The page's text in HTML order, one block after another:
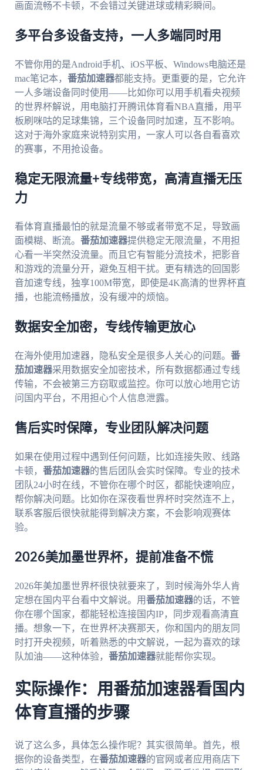
画面流畅不卡顿，不会错过关键进球或精彩瞬间。
多平台多设备支持，一人多端同时用
不管你用的是Android手机、iOS平板、Windows电脑还是
mac笔记本， 番茄加速器都能支持。更重要的是，它允许
一人多端设备同时使用——比如你可以用手机看央视频
的世界杯解说，用电脑打开腾讯体育看NBA直播，用平
板刷咪咕的足球集锦，三个设备同时加速，互不影响。
这对于海外家庭来说特别实用，一家人可以各自看喜欢
的赛事，不用抢设备。
稳定无限流量+专线带宽，高清直播无压
力
看体育直播最怕的就是流量不够或者带宽不足，导致画
面模糊、断流。 番茄加速器提供稳定无限流量，不用担
心看一半突然没流量。而且它有智能分流技术，把影音
和游戏的流量分开，避免互相干扰。更有精选的回国影
音加速专线，独享100M带宽，即使是4K高清的世界杯直
播，也能流畅播放，没有缓冲的烦恼。
数据安全加密，专线传输更放心
在海外使用加速器，隐私安全是很多人关心的问题。 番
茄加速器采用数据安全加密技术，所有数据都通过专线
传输，不会被第三方窃取或监控。你可以放心地用它访
问国内平台，不用担心个人信息泄露。
售后实时保障，专业团队解决问题
如果在使用过程中遇到任何问题，比如连接失败、线路
卡顿， 番茄加速器的售后团队会实时保障。专业的技术
团队24小时在线，不管你在哪个时区，都能快速响应，
帮你解决问题。比如你在深夜看世界杯时突然连不上，
联系客服后很快就能得到解决方案，不会影响观赛体
验。
2026美加墨世界杯，提前准备不慌
2026年美加墨世界杯很快就要来了，到时候海外华人肯
定想在国内平台看中文解说。用番茄加速器的话，不管
你在哪个国家，都能轻松连接国内IP，同步观看高清直
播。想象一下，在世界杯决赛那天，你和国内的朋友同
时打开央视频，听着熟悉的中文解说，一起为喜欢的球
队加油——这种体验， 番茄加速器就能帮你实现。
实际操作：用番茄加速器看国内
体育直播的步骤
说了这么多，具体怎么操作呢？其实很简单。首先，根
据你的设备类型，在番茄加速器的官网或者应用商店下